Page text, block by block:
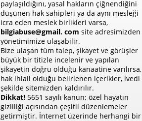
paylaşıldığını, yasal hakların çiğnendiğini
düşünen hak sahipleri ya da aynı mesleği
icra eden meslek birlikleri varsa,
bilgiabuse@gmail. com site adresimizden
yönetimimize ulaşabilir.
Bize ulaşan tüm talep, şikayet ve görüşler
büyük bir titizle incelenir ve yapılan
şikayetin doğru olduğu kanaatine varılırsa,
hak ihlali olduğu belirlenen içerikler, ivedi
şekilde sitemizden kaldırılır.
Dikkat! 5651 sayılı kanun; özel hayatın
gizliliği açısından çeşitli düzenlemeler
getirmiştir. İnternet üzerinde herhangi bir